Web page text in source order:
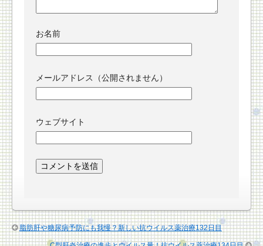
お名前
メールアドレス（公開されません）
ウェブサイト
脂肪肝や糖尿病予防にも我慢？新しい抗ウイルス薬治療132日目